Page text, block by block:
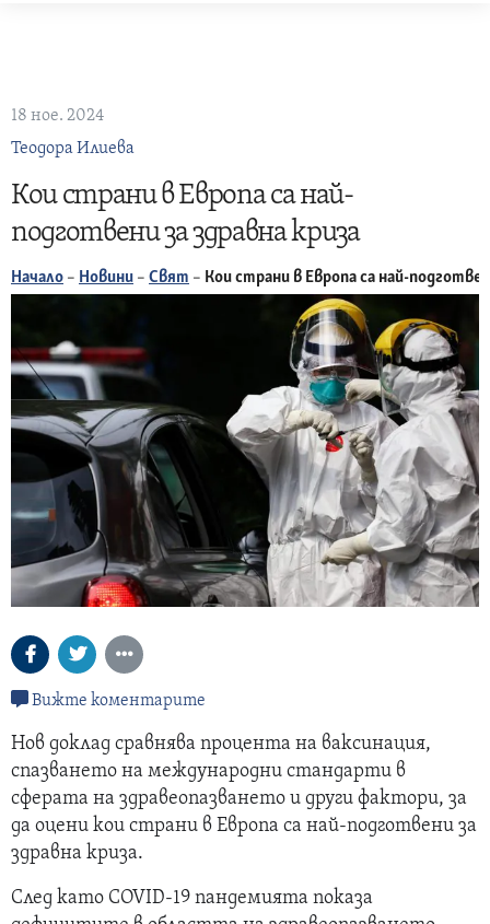
18 ное. 2024
Теодора Илиева
Кои страни в Европа са най-
подготвени за здравна криза
Начало – Новини – Свят – Кои страни в Европа са най-
Вижте коментарите
Нов доклад сравнява процента на ваксинация,
спазването на международни стандарти в
сферата на здравеопазването и други фактори, за
да оцени кои страни в Европа са най-подготвени за
здравна криза.
След като COVID-19 пандемията показа